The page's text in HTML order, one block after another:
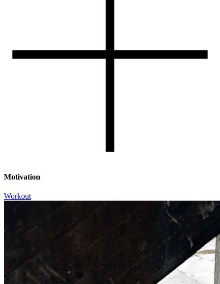
Motivation
Workout